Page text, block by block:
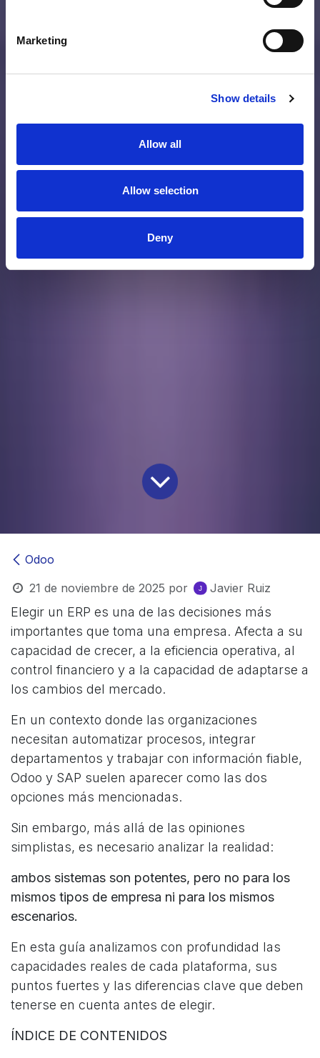
Marketing
Show details
Allow all
Allow selection
Deny
Odoo
21 de noviembre de 2025 por Javier Ruiz
Elegir un ERP es una de las decisiones más
importantes que toma una empresa. Afecta a su
capacidad de crecer, a la eficiencia operativa, al
control financiero y a la capacidad de adaptarse a
los cambios del mercado.
En un contexto donde las organizaciones
necesitan automatizar procesos, integrar
departamentos y trabajar con información fiable,
Odoo y SAP suelen aparecer como las dos
opciones más mencionadas.
Sin embargo, más allá de las opiniones
simplistas, es necesario analizar la realidad:
ambos sistemas son potentes, pero no para los
mismos tipos de empresa ni para los mismos
escenarios.
En esta guía analizamos con profundidad las
capacidades reales de cada plataforma, sus
puntos fuertes y las diferencias clave que deben
tenerse en cuenta antes de elegir.
ÍNDICE DE CONTENIDOS